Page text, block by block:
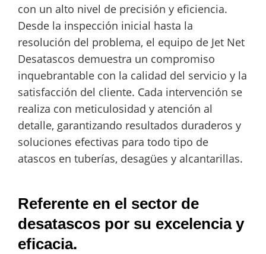
con un alto nivel de precisión y eficiencia.
Desde la inspección inicial hasta la
resolución del problema, el equipo de Jet Net
Desatascos demuestra un compromiso
inquebrantable con la calidad del servicio y la
satisfacción del cliente. Cada intervención se
realiza con meticulosidad y atención al
detalle, garantizando resultados duraderos y
soluciones efectivas para todo tipo de
atascos en tuberías, desagües y alcantarillas.
Referente en el sector de
desatascos por su excelencia y
eficacia.